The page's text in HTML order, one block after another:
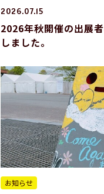
2026.07.15
2026年秋開催の出展
しました。
お知らせ